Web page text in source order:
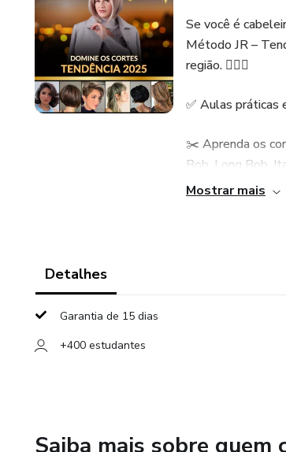
Se você é
Método JR –
região. 💇‍♀️✨
✅ Aulas práticas
✂️ Aprenda os
Bob, Long Bob,
🎓 Acesso
Mostrar mais
Detalhes
Garantia de 15 dias
+400 estudantes
Saiba mais sobre quem